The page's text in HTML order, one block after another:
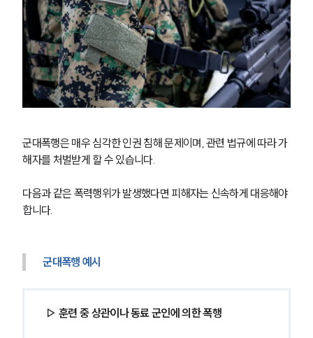
군대폭행은 매우 심각한 인권 침해 문제이며, 관련 법규에 따라 가
해자를 처벌받게 할 수 있습니다.
다음과 같은 폭력행위가 발생했다면 피해자는 신속하게 대응해야
합니다.
군대폭행 예시
▷ 훈련 중 상관이나 동료 군인에 의한 폭행